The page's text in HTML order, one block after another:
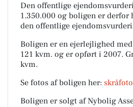
Den offentlige
1.350.000 og boligen er
den offentlige
Boligen er en ejerlejlighed
121 kvm. og er opført i 2007.
kvm.
Se fotos af boligen her: skråfoto
Boligen er solgt af Nybolig